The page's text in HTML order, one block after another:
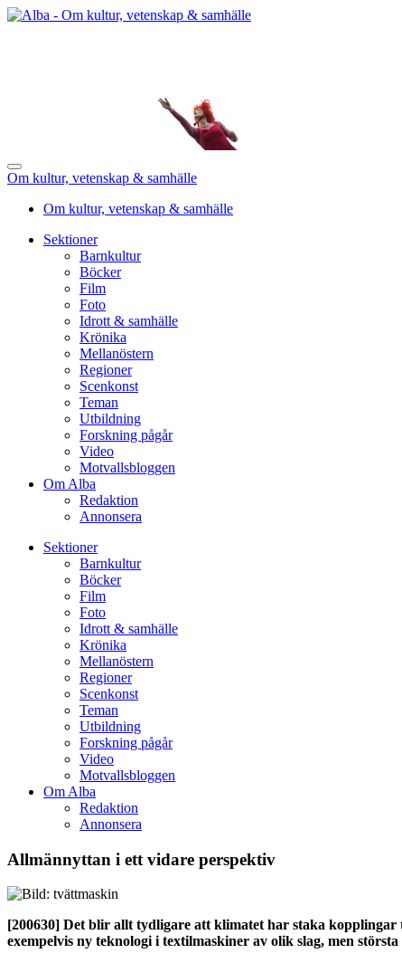
Om kultur, vetenskap & samhälle
Om kultur, vetenskap & samhälle
Sektioner
Barnkultur
Böcker
Film
Foto
Idrott & samhälle
Krönika
Mellanöstern
Regioner
Scenkonst
Teman
Utbildning
Forskning pågår
Video
Motvallsbloggen
Om Alba
Redaktion
Annonsera
Sektioner
Barnkultur
Böcker
Film
Foto
Idrott & samhälle
Krönika
Mellanöstern
Regioner
Scenkonst
Teman
Utbildning
Forskning pågår
Video
Motvallsbloggen
Om Alba
Redaktion
Annonsera
Allmännyttan i ett vidare perspektiv
[200630] Det blir allt tydligare att klimatet har staka kopplingar
exempelvis ny teknologi i textilmaskiner av olik slag, men